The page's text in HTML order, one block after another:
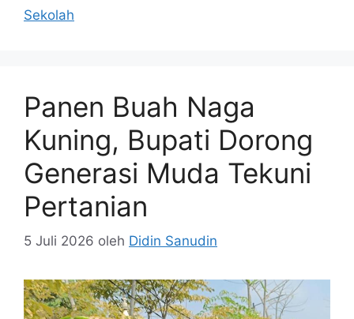
Sekolah
Panen Buah Naga
Kuning, Bupati Dorong
Generasi Muda Tekuni
Pertanian
5 Juli 2026 oleh Didin Sanudin